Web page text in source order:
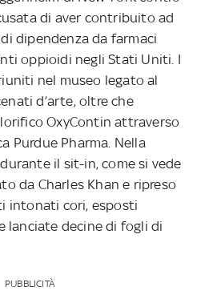
di aver contribuito ad
dipendenza da farmaci
oppioidi negli Stati Uniti. I
nel museo legato al
d’arte, oltre che
OxyContin attraverso
Purdue Pharma. Nella
il sit-in, come si vede
da Charles Khan e ripreso
intonati cori, esposti
lanciate decine di fogli di
PUBBLICITÀ